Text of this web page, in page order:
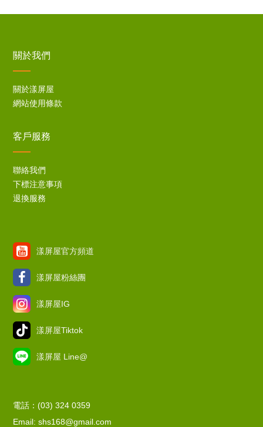
關於我們
關於漾屏屋
網站使用條款
客戶服務
聯絡我們
下標注意事項
退換服務
漾屏屋官方頻道
漾屏屋粉絲團
漾屏屋IG
漾屏屋Tiktok
漾屏屋 Line@
電話：(03) 324 0359
Email: shs168@gmail.com